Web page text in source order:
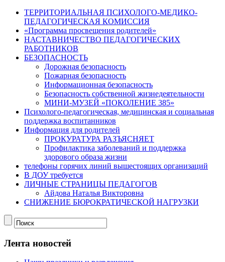
ТЕРРИТОРИАЛЬНАЯ ПСИХОЛОГО-МЕДИКО-
ПЕДАГОГИЧЕСКАЯ КОМИССИЯ
«Программа просвещения родителей»
НАСТАВНИЧЕСТВО ПЕДАГОГИЧЕСКИХ
РАБОТНИКОВ
БЕЗОПАСНОСТЬ
Дорожная безопасность
Пожарная безопасность
Информационная безопасность
Безопасность собственной жизнедеятельности
МИНИ-МУЗЕЙ «ПОКОЛЕНИЕ 385»
Психолого-педагогическая, медицинская и социальная
поддержка воспитанников
Информация для родителей
ПРОКУРАТУРА РАЗЪЯСНЯЕТ
Профилактика заболеваний и поддержка
здорового образа жизни
телефоны горячих линий вышестоящих организаций
В ДОУ требуется
ЛИЧНЫЕ СТРАНИЦЫ ПЕДАГОГОВ
Айдова Наталья Викторовна
СНИЖЕНИЕ БЮРОКРАТИЧЕСКОЙ НАГРУЗКИ
Лента новостей